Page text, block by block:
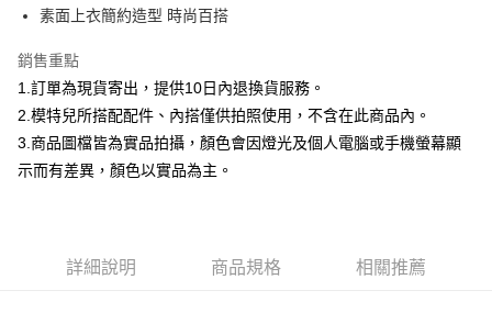
臺灣中小企業銀行
聯邦商業銀行
元大商業銀行
永豐商業銀行
台新國際商業銀行
中國信託商業銀行
台灣樂天信用卡公司
Apple Pay
悠遊付
Google Pay
全盈+PAY
【大哥付你分期使用說明】
1.本服務由台灣大哥大提供，台灣大哥大用戶可立即使用無須另外申請。
AFTEE先享後付
素面上衣簡約造型 時尚百搭
銷售重點
1.訂單為現貨寄出，提供10日內退換貨服務。
2.模特兒所搭配配件、內搭僅供拍照使用，不含在此商品內。
3.商品圖檔皆為實品拍攝，顏色會因燈光及個人電腦或手機螢幕顯
示而有差異，顏色以實品為主。
詳細說明 商品規格 相關推薦